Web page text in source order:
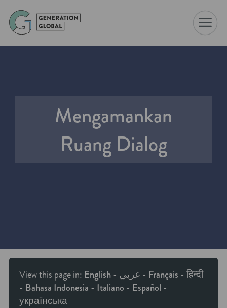
☰
Mengamankan
Ruang Dialog
View this page in: English- عربي - Français - हिन्दी
- Bahasa Indonesia - Italiano - Español -
українська